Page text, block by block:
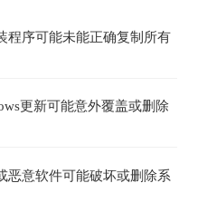
程序可能未能正确复制所有
更新可能意外覆盖或删除
恶意软件可能破坏或删除系